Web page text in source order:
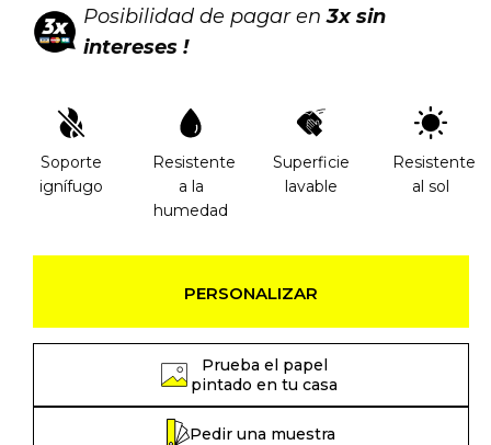
Posibilidad de pagar en3x sin
intereses !
Soporte
ignífugo
Resistente
a la
humedad
Superficie
lavable
Resistente
al sol
PERSONALIZAR
Prueba el papel
pintado en tu casa
Pedir una muestra